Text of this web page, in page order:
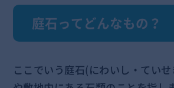
庭石ってどんなもの？
ここでいう庭石(にわいし・てい